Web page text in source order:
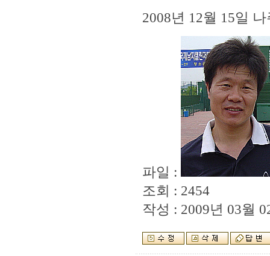
2008년 12월 15일
파일 :
조회 : 2454
작성 : 2009년 03월